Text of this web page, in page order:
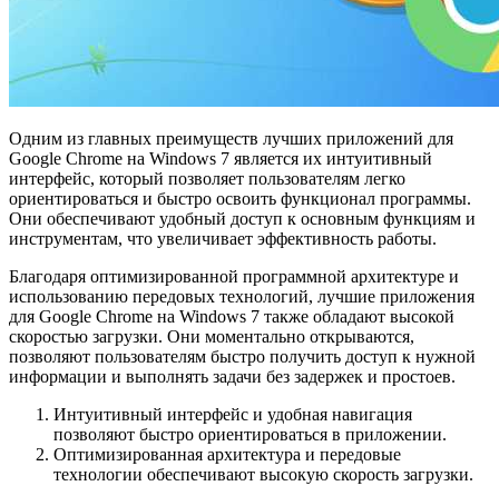
Одним из главных преимуществ лучших приложений для
Google Chrome на Windows 7 является их интуитивный
интерфейс, который позволяет пользователям легко
ориентироваться и быстро освоить функционал программы.
Они обеспечивают удобный доступ к основным функциям и
инструментам, что увеличивает эффективность работы.
Благодаря оптимизированной программной архитектуре и
использованию передовых технологий, лучшие приложения
для Google Chrome на Windows 7 также обладают высокой
скоростью загрузки. Они моментально открываются,
позволяют пользователям быстро получить доступ к нужной
информации и выполнять задачи без задержек и простоев.
Интуитивный интерфейс и удобная навигация
позволяют быстро ориентироваться в приложении.
Оптимизированная архитектура и передовые
технологии обеспечивают высокую скорость загрузки.